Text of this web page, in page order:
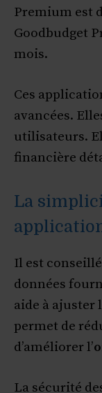
Premium est
Goodbudget
mois.
Ces
avancées.
utilisateurs.
financière
La
Il est
données
aide à ajuster
permet de
d’améliorer l’
La sécurité